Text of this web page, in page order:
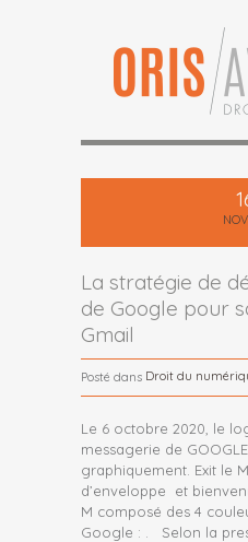
La stratégie de
de Google pour
Gmail
Posté dans Droit du
Le 6 octobre 2020, le
messagerie de
graphiquement. Exit le
d’enveloppe et
M composé des 4
Google : . Selon la